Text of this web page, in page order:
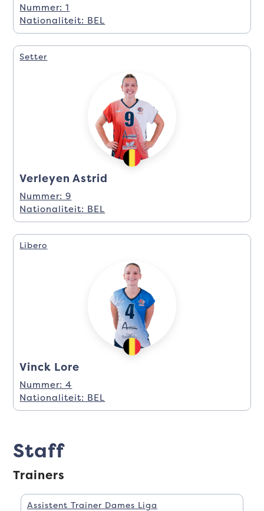
Nummer: 1
Nationaliteit: BEL
Setter
Verleyen Astrid
Nummer: 9
Nationaliteit: BEL
Libero
Vinck Lore
Nummer: 4
Nationaliteit: BEL
Staff
Trainers
Assistent Trainer Dames Liga